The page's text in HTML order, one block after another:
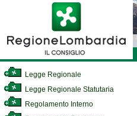
Legge Regionale
Legge Regionale Statutaria
Regolamento Interno